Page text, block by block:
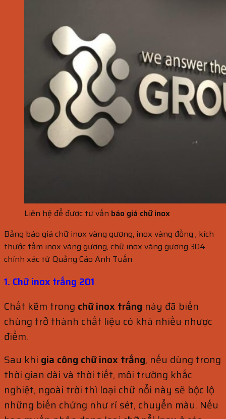
Liên hệ để được tư vấn báo giá chữ inox
Bảng báo giá chữ inox vàng gương, inox vàng đồng , kích
thước tấm inox vàng gương, chữ inox vàng gương 304
chính xác từ Quảng Cáo Anh Tuấn
1. Chữ inox trắng 201
Chất kẽm trong chữ inox trắng này đã biến
chúng trở thành chất liệu có khá nhiều nhược
điểm.
Sau khi gia công chữ inox trắng, nếu dùng trong
thời gian dài và thời tiết, môi trường khắc
nghiệt, ngoài trời thì loại chữ nổi này sẽ bộc lộ
những biến chứng như rỉ sét, chuyển màu. Nếu